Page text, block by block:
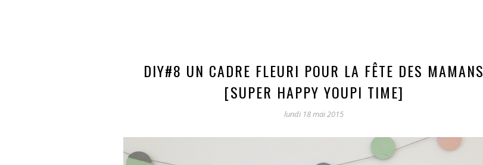
DIY#8 UN CADRE FLEURI POUR LA FÊTE DES MAMANS
[SUPER HAPPY YOUPI TIME]
lundi 18 mai 2015